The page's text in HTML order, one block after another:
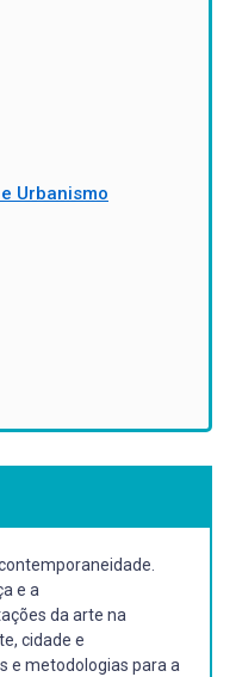
Urbanismo
e a
da arte na
cidade e
e metodologias para a